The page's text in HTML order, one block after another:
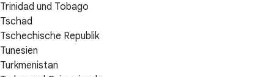
Trinidad und Tobago
Tschad
Tschechische Republik
Tunesien
Turkmenistan